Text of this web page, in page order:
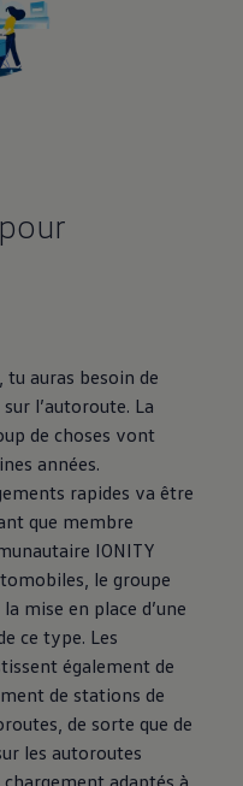
pour
auras besoin de
l’autoroute. La
de choses vont
années.
rapides va être
que membre
IONITY
le groupe
mise en place d’une
ce type. Les
également de
de stations de
de sorte que de
les autoroutes